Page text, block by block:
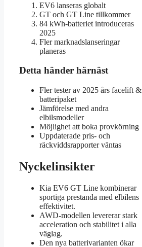
EV6 lanseras globalt
GT och GT Line tillkommer
84 kWh-batteriet introduceras
2025
Fler marknadslanseringar
planeras
Detta händer härnäst
Fler tester av 2025 års facelift &
batteripaket
Jämförelse med andra
elbilsmodeller
Möjlighet att boka provkörning
Uppdaterade pris- och
räckviddsrapporter väntas
Nyckelinsikter
Kia EV6 GT Line kombinerar
sportiga prestanda med elbilens
effektivitet.
AWD-modellen levererar stark
acceleration och stabilitet i alla
väglag.
Den nya batterivarianten ökar